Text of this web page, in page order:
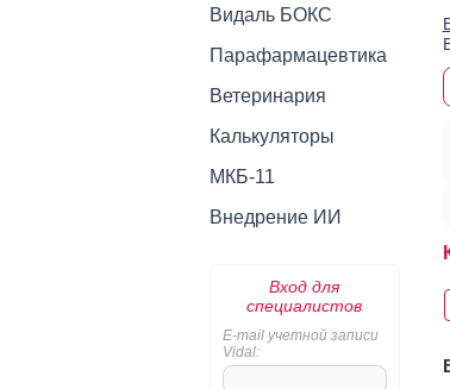
Видаль БОКС
Парафармацевтика
Ветеринария
Калькуляторы
МКБ-11
Внедрение ИИ
Вход для
специалистов
E-mail учетной записи
Vidal: